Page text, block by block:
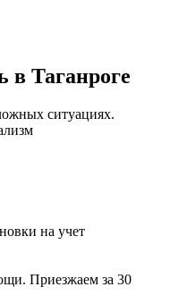
в Таганроге
ситуациях.
на учет
Приезжаем за 30